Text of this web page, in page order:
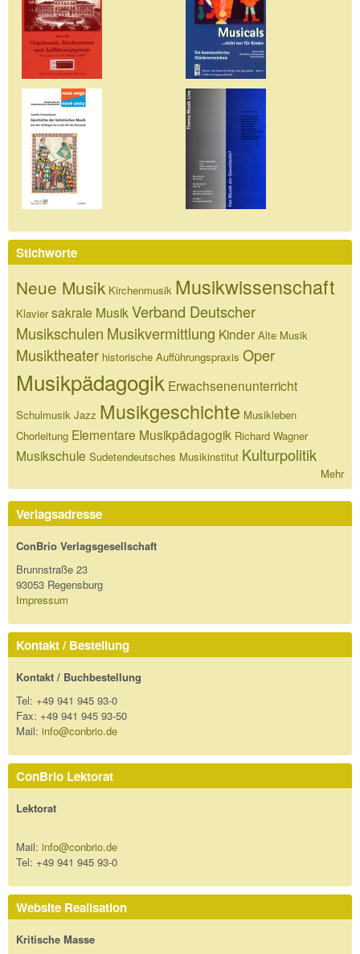
Stichworte
Neue Musik Kirchenmusik Musikwissenschaft
Klavier sakrale Musik Verband Deutscher
Musikschulen Musikvermittlung Kinder Alte Musik
Musiktheater historische Aufführungspraxis Oper
Musikpädagogik Erwachsenenunterricht
Schulmusik Jazz Musikgeschichte Musikleben
Chorleitung Elementare Musikpädagogik Richard Wagner
Musikschule Sudetendeutsches Musikinstitut Kulturpolitik
Mehr
Verlagsadresse
ConBrio Verlagsgesellschaft
Brunnstraße 23
93053 Regensburg
Impressum
Kontakt / Bestellung
Kontakt / Buchbestellung
Tel: +49 941 945 93-0
Fax: +49 941 945 93-50
Mail: info@conbrio.de
ConBrio Lektorat
Lektorat
Mail: info@conbrio.de
Tel: +49 941 945 93-0
Website Realisation
Kritische Masse